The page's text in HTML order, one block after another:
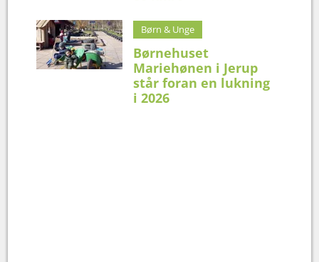
Børn & Unge
Børnehuset
Mariehønen i Jerup
står foran en lukning
i 2026